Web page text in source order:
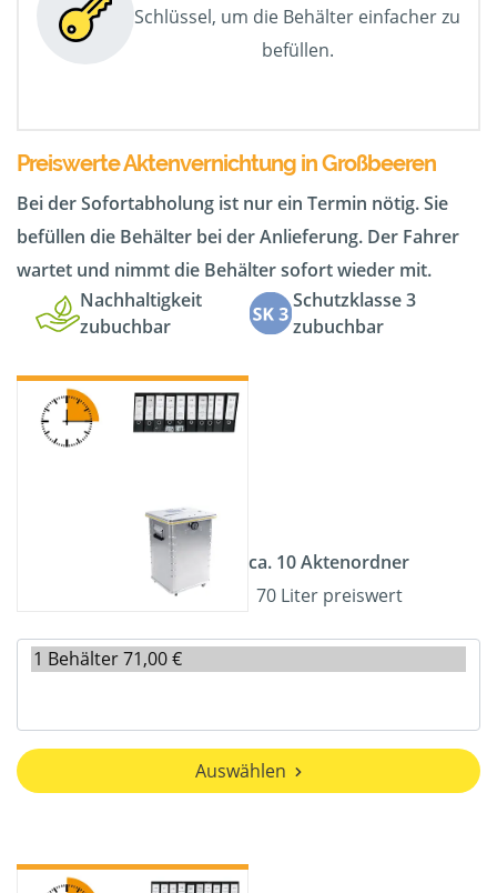
Schlüssel, um die Behälter einfacher zu
befüllen.
Preiswerte Aktenvernichtung in Großbeeren
Bei der Sofortabholung ist nur ein Termin nötig. Sie
befüllen die Behälter bei der Anlieferung. Der Fahrer
wartet und nimmt die Behälter sofort wieder mit.
Nachhaltigkeit
zubuchbar
Schutzklasse 3
zubuchbar
ca. 10 Aktenordner
70 Liter preiswert
Auswählen